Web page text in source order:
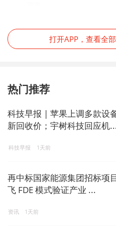
打开APP，查看全
热门推荐
科技早报 | 苹果上调多款设
新回收价；宇树科技回应机
科技早报 1天前
再中标国家能源集团招标项
飞 FDE 模式验证产业 ...
资讯 1天前